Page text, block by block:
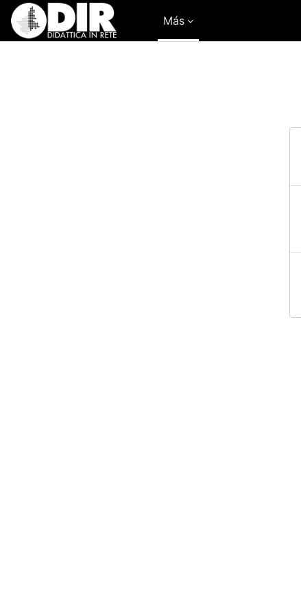
Salta al contenido principal
Más